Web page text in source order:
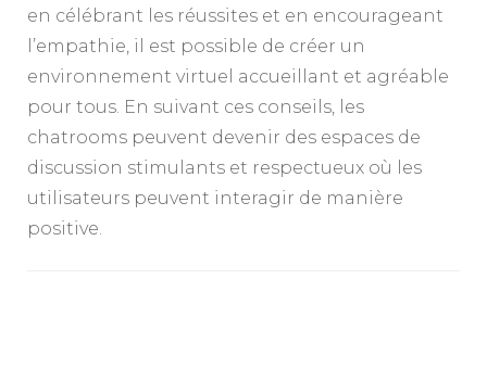
en célébrant les réussites et en encourageant
l’empathie, il est possible de créer un
environnement virtuel accueillant et agréable
pour tous. En suivant ces conseils, les
chatrooms peuvent devenir des espaces de
discussion stimulants et respectueux où les
utilisateurs peuvent interagir de manière
positive.